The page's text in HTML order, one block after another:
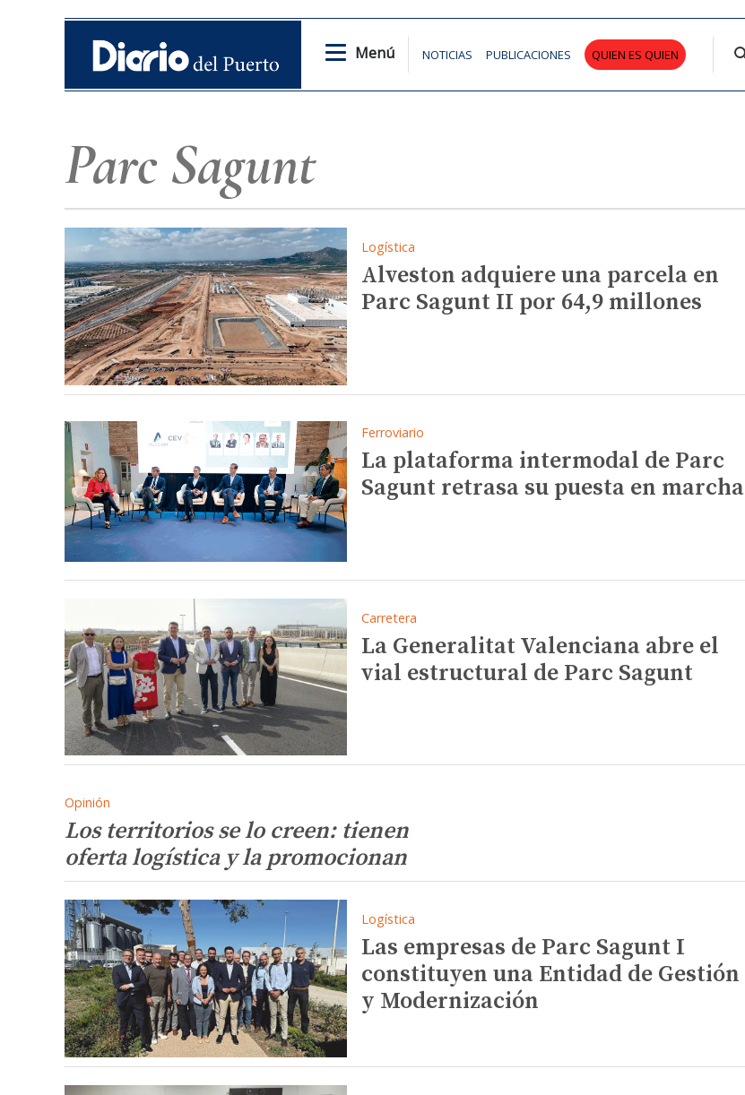
Menú NOTICIAS PUBLICACIONES QUIEN ES QUIEN
Parc Sagunt
Logística
Alveston adquiere una parcela en
Parc Sagunt II por 64,9 millones
Ferroviario
La plataforma intermodal de Parc
Sagunt retrasa su puesta en marcha
Carretera
La Generalitat Valenciana abre el
vial estructural de Parc Sagunt
Opinión
Los territorios se lo creen: tienen
oferta logística y la promocionan
Logística
Las empresas de Parc Sagunt I
constituyen una Entidad de Gestión
y Modernización